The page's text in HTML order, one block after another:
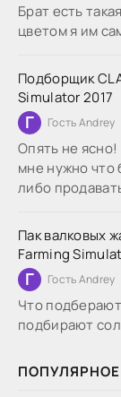
Брат есть
цветом я им
Подборщик
Simulator 2017
Г Гость Andrey
Опять не ясно!
мне нужно что
либо
Пак валковых
Farming
Г Гость Andrey
Что
подбирают
ПОПУЛЯРНОЕ